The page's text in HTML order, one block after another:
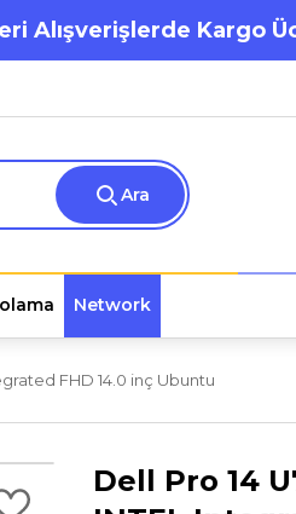
Alışverişlerde Kargo
Ara
Network
FHD 14.0 inç Ubuntu
Dell Pro 14